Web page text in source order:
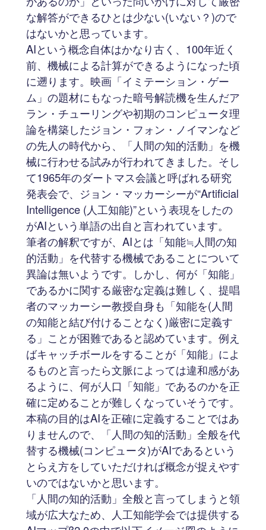
な解答ができるひとは少ない(いない？)ので
はないかと思っています。
AIという概念自体はかなり古く、100年近く
前、機械による計算ができるようになった頃
に遡ります。映画「イミテーション・ゲー
ム」の題材にもなった暗号解読機を生んだア
ラン・チューリングや初期のコンピュータ理
論を構築したジョン・フォン・ノイマンなど
の先人の時代から、「人間の知的活動」を機
械に行わせる試みが行われてきました。そし
て1965年のダートマス会議と呼ばれる研究
発表会で、ジョン・マッカーシーが“Artificial
Intelligence (人工知能)”という表現をしたの
がAIという単語の出自と言われています。
筆者の解釈ですが、AIとは「知能≒人間の知
的活動」を代替する機械であることについて
異論は無いようです。しかし、何が「知能」
であるかに関する厳密な定義は難しく、提唱
者のマッカーシー教授自身も「知能を(人間
の知能と結び付けることなく)厳密に定義す
る」ことが困難であると認めています。例え
ばキャッチボールをすることが「知能」によ
るものと言ったら文脈によっては違和感があ
るように、何が人口「知能」であるのかを正
確に定めることが難しくなっていそうです。
本稿の目的はAIを正確に定義することではあ
りませんので、「人間の知的活動」全般を代
替する機械(コンピュータ)がAIであるという
とらえ方をしていただければ概念が捉えやす
いのではないかと思います。
「人間の知的活動」全般と言ってしまうと領
域が広大なため、人工知能学会では提供する